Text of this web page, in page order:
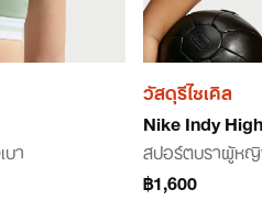
า
วัสดุรีไซเคิล
Nike Indy
สปอร์ตบราผู้หญิ
฿1,600